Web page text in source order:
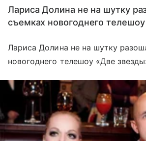
Лариса Долина не на шутку
съемках новогоднего
Лариса Долина не на шутку
новогоднего телешоу «Две